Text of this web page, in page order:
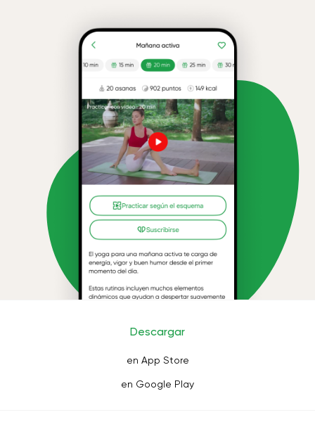
Descargar
en App Store
en Google Play